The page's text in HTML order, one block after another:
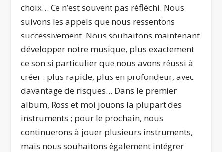
choix… Ce n’est souvent pas réfléchi. Nous
suivons les appels que nous ressentons
successivement. Nous souhaitons maintenant
développer notre musique, plus exactement
ce son si particulier que nous avons réussi à
créer : plus rapide, plus en profondeur, avec
davantage de risques… Dans le premier
album, Ross et moi jouons la plupart des
instruments ; pour le prochain, nous
continuerons à jouer plusieurs instruments,
mais nous souhaitons également intégrer